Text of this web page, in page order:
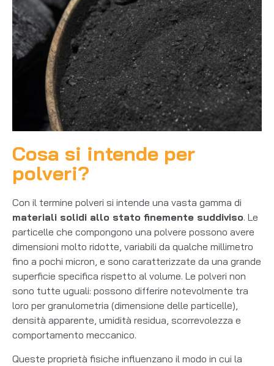
Cosa si intende per
polveri?
Con il termine polveri si intende una vasta gamma di
materiali solidi allo stato finemente suddiviso. Le
particelle che compongono una polvere possono avere
dimensioni molto ridotte, variabili da qualche millimetro
fino a pochi micron, e sono caratterizzate da una grande
superficie specifica rispetto al volume. Le polveri non
sono tutte uguali: possono differire notevolmente tra
loro per granulometria (dimensione delle particelle),
densità apparente, umidità residua, scorrevolezza e
comportamento meccanico.
Queste proprietà fisiche influenzano il modo in cui la